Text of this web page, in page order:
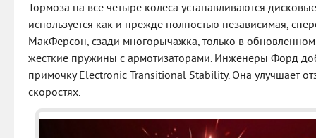
Тормоза на все четыре колеса устанавливаются
используется как и прежде полностью независимая,
МакФерсон, сзади многорычажка, только в
жесткие пружины с армотизаторами. Инженеры Форд
примочку Electronic Transitional Stability. Она улучшает
скоростях.